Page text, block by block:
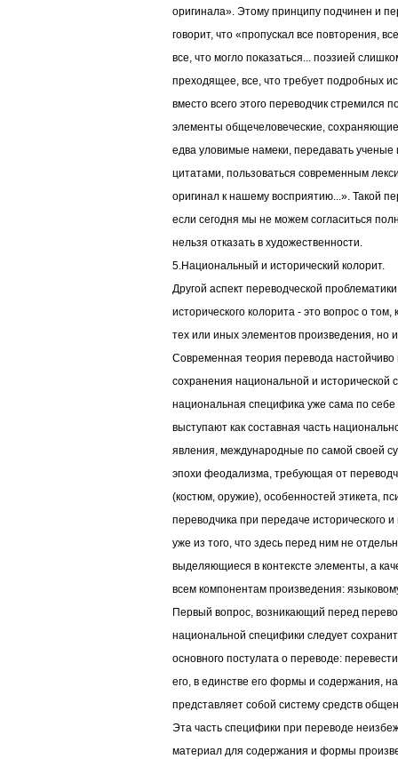
оригинала». Этому принципу подчинен и
говорит, что «пропускал все повторения,
все, что могло показаться... поэзией
преходящее, все, что требует подробных
вместо всего этого переводчик стремился
элементы общечеловеческие,
едва уловимые намеки, передавать
цитатами, пользоваться современным
оригинал к нашему восприятию...». Такой
если сегодня мы не можем согласиться
нельзя отказать в художественности.
5.Национальный и исторический колорит.
Другой аспект переводческой
исторического колорита - это вопрос о том,
тех или иных элементов произведения, но
Современная теория перевода настойчиво
сохранения национальной и исторической
национальная специфика уже сама по себе
выступают как составная часть
явления, международные по самой своей
эпохи феодализма, требующая от
(костюм, оружие), особенностей этикета,
переводчика при передаче исторического
уже из того, что здесь перед ним не
выделяющиеся в контексте элементы, а
всем компонентам произведения:
Первый вопрос, возникающий перед
национальной специфики следует
основного постулата о переводе:
его, в единстве его формы и содержания,
представляет собой систему средств
Эта часть специфики при переводе
материал для содержания и формы